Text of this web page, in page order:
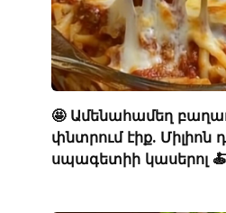
🤩 Ամենահամեղ
փնտրում էիք. Միլիոն
սպագետիի կասերոլ 🍝